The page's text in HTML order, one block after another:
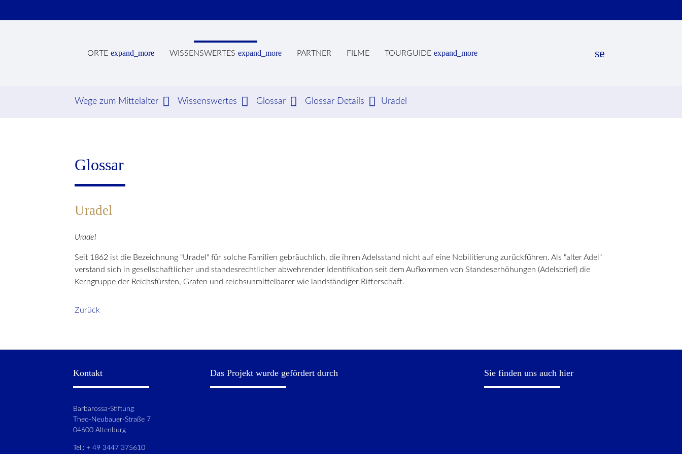
ORTE expand_more WISSENSWERTES expand_more PARTNER FILME TOURGUIDE expand_more search
Wege zum Mittelalter Wissenswertes Glossar Glossar Details Uradel
Glossar
Uradel
Uradel
Seit 1862 ist die Bezeichnung "Uradel" für solche Familien gebräuchlich, die ihren Adelsstand nicht auf eine Nobilitierung zurückführen. Als "alter Adel"
verstand sich in gesellschaftlicher und standesrechtlicher abwehrender Identifikation seit dem Aufkommen von Standeserhöhungen (Adelsbrief) die
Kerngruppe der Reichsfürsten, Grafen und reichsunmittelbarer wie landständiger Ritterschaft.
Zurück
Kontakt
Barbarossa-Stiftung
Theo-Neubauer-Straße 7
04600 Altenburg
Tel.: + 49 3447 375610
Das Projekt wurde gefördert durch Sie finden uns auch hier